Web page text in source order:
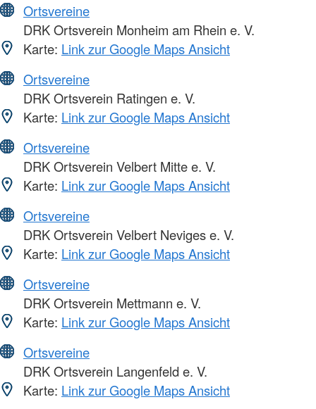
Ortsvereine
DRK Ortsverein Monheim am Rhein e. V.
Karte: Link zur Google Maps Ansicht
Ortsvereine
DRK Ortsverein Ratingen e. V.
Karte: Link zur Google Maps Ansicht
Ortsvereine
DRK Ortsverein Velbert Mitte e. V.
Karte: Link zur Google Maps Ansicht
Ortsvereine
DRK Ortsverein Velbert Neviges e. V.
Karte: Link zur Google Maps Ansicht
Ortsvereine
DRK Ortsverein Mettmann e. V.
Karte: Link zur Google Maps Ansicht
Ortsvereine
DRK Ortsverein Langenfeld e. V.
Karte: Link zur Google Maps Ansicht